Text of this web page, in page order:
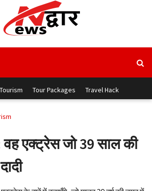
Tourism Tour Packages Travel Hack
वह एक्ट्रेस जो 39 साल की